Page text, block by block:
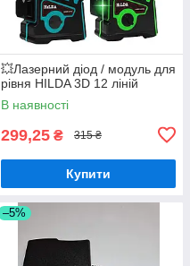
💥Лазерний діод / модуль для
рівня HILDA 3D 12 ліній
В наявності
299,25 ₴ 315 ₴
Купити
–5%